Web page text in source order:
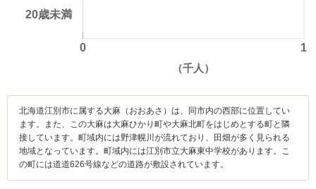
北海道江別市に属する大麻（おおあさ）は、同市内の西部に位置してい
ます。また、この大麻は大麻ひかり町や大麻北町をはじめとする町と隣
接しています。町域内には野津幌川が流れており、田畑が多く見られる
地域となっています。町域内には江別市立大麻東中学校があります。こ
の町には道道626号線などの道路が敷設されています。